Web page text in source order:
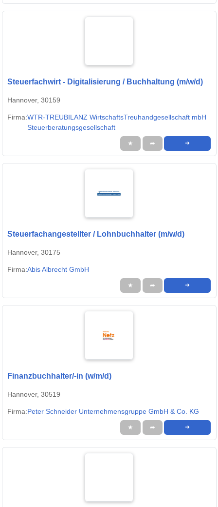
Steuerfachwirt - Digitalisierung / Buchhaltung (m/w/d)
Hannover, 30159
Firma:WTR-TREUBILANZ WirtschaftsTreuhandgesellschaft mbH
Steuerberatungsgesellschaft
★ ➦ ➜
Steuerfachangestellter / Lohnbuchhalter (m/w/d)
Hannover, 30175
Firma:Abis Albrecht GmbH
★ ➦ ➜
Finanzbuchhalter/-in (w/m/d)
Hannover, 30519
Firma:Peter Schneider Unternehmensgruppe GmbH & Co. KG
★ ➦ ➜